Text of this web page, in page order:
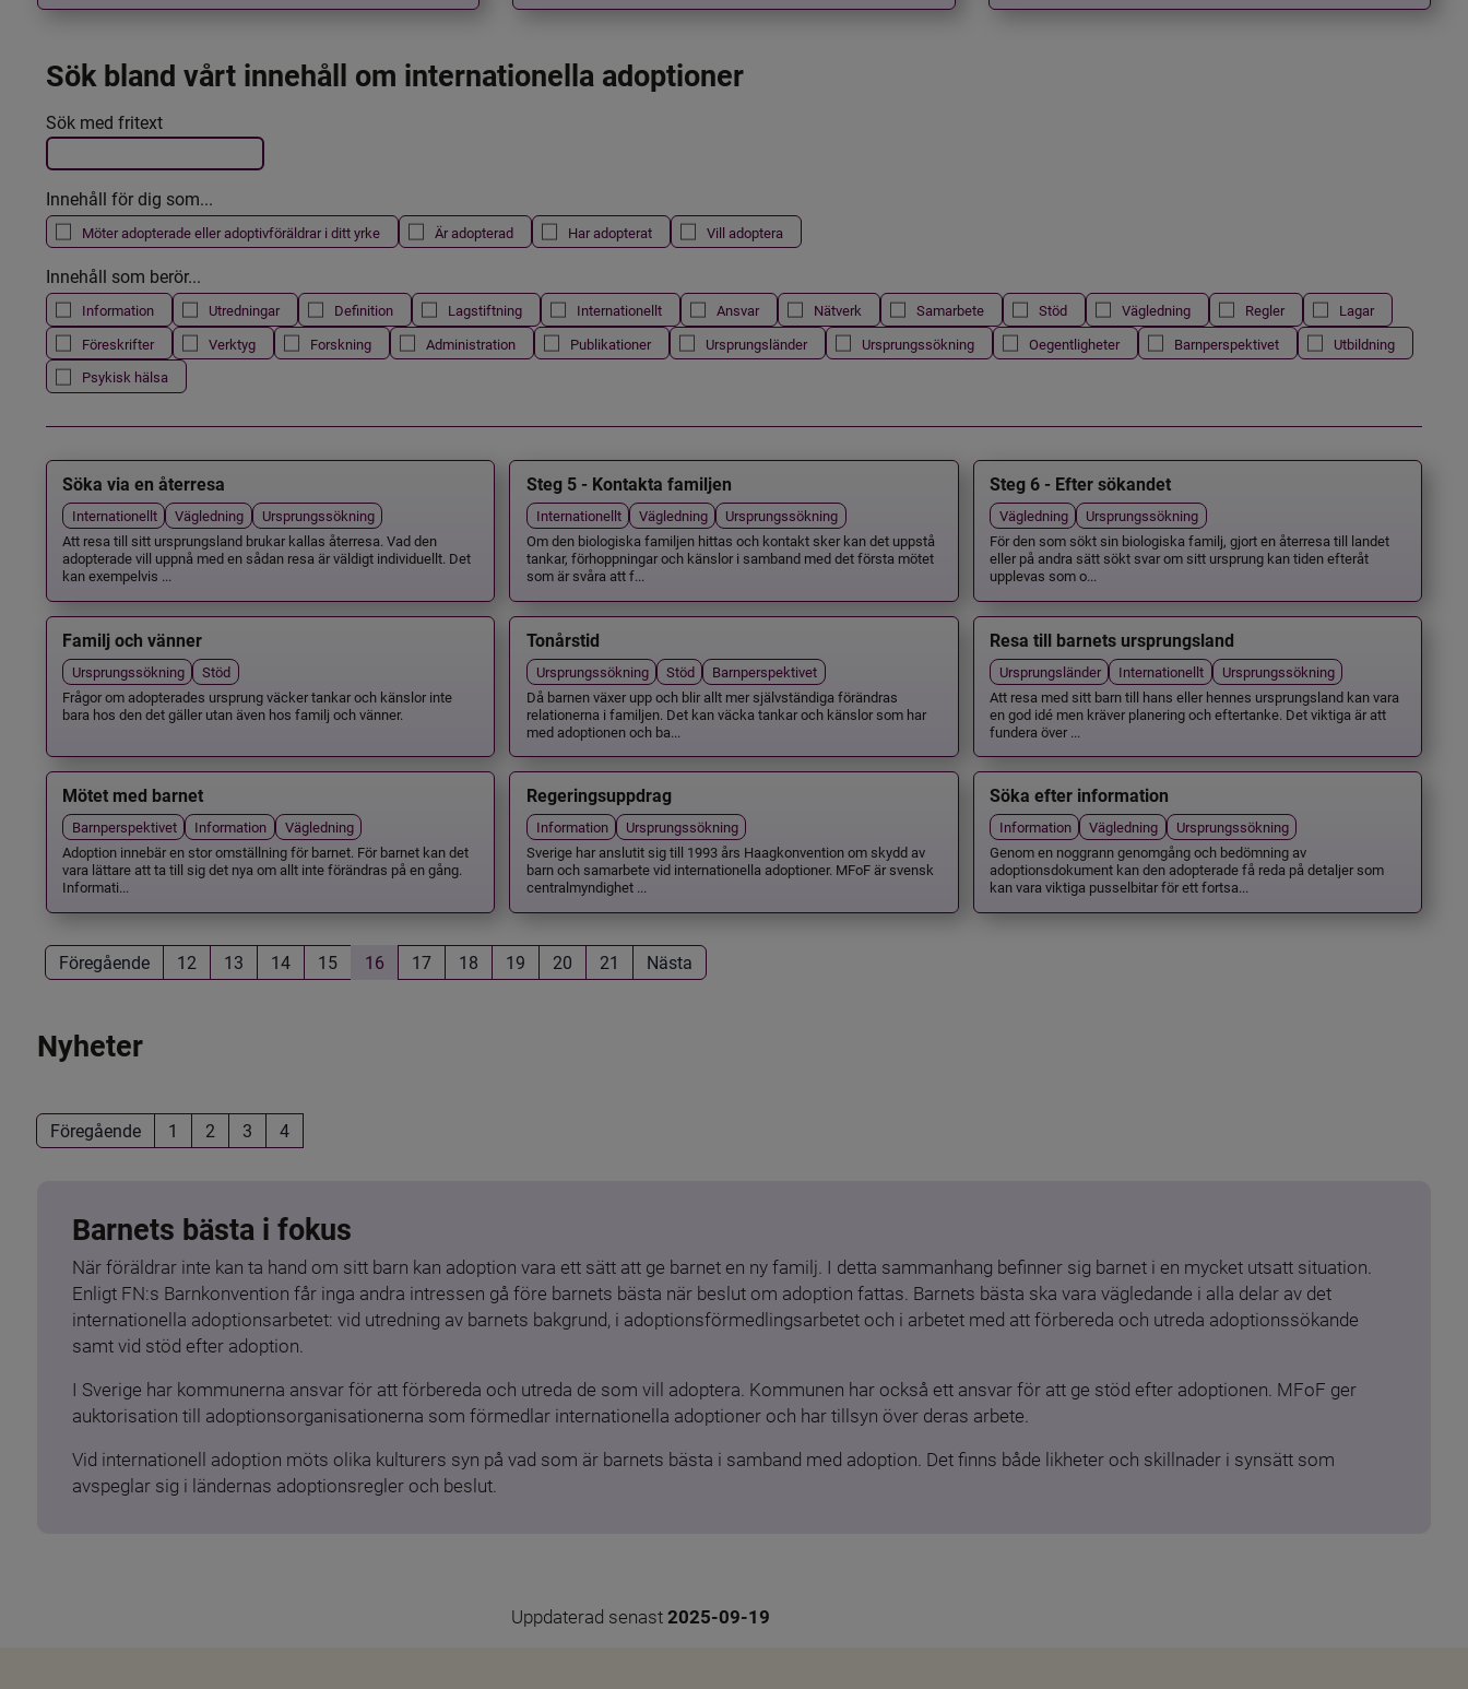
Sök bland vårt innehåll om internationella adoptioner
Filtrera resultatet
Det här formuläret postas automatiskt
Sök med fritext
Innehåll för dig som...
Möter adopterade eller adoptivföräldrar i ditt yrke Är adopterad Har adopterat Vill adoptera
Innehåll som berör...
Information Utredningar Definition Lagstiftning Internationellt Ansvar Nätverk Samarbete Stöd Vägledning Regler
Lagar
Föreskrifter
Verktyg Forskning Administration Publikationer Ursprungsländer Ursprungssökning Oegentligheter Barnperspektivet
Utbildning
Psykisk hälsa
Söka via en återresa
Internationellt Vägledning
Ursprungssökning
Att resa till sitt ursprungsland brukar kallas återresa. Vad den
adopterade vill uppnå med en sådan resa är väldigt individuellt. Det
kan exempelvis ...
Steg 5 - Kontakta familjen
Internationellt Vägledning
Ursprungssökning
Om den biologiska familjen hittas och kontakt sker kan det uppstå
tankar, förhoppningar och känslor i samband med det första mötet
som är svåra att f...
Steg 6 - Efter sökandet
Vägledning
Ursprungssökning
För den som sökt sin biologiska familj, gjort en återresa till landet
eller på andra sätt sökt svar om sitt ursprung kan tiden efteråt
upplevas som o...
Familj och vänner
Ursprungssökning
Stöd
Frågor om adopterades ursprung väcker tankar och känslor inte
bara hos den det gäller utan även hos familj och vänner.
Tonårstid
Ursprungssökning Stöd
Barnperspektivet
Då barnen växer upp och blir allt mer självständiga förändras
relationerna i familjen. Det kan väcka tankar och känslor som har
med adoptionen och ba...
Resa till barnets ursprungsland
Ursprungsländer Internationellt
Ursprungssökning
Att resa med sitt barn till hans eller hennes ursprungsland kan vara
en god idé men kräver planering och eftertanke. Det viktiga är att
fundera över ...
Mötet med barnet
Barnperspektivet Information
Vägledning
Adoption innebär en stor omställning för barnet. För barnet kan det
vara lättare att ta till sig det nya om allt inte förändras på en gång.
Informati...
Regeringsuppdrag
Information
Ursprungssökning
Sverige har anslutit sig till 1993 års Haagkonvention om skydd av
barn och samarbete vid internationella adoptioner. MFoF är svensk
centralmyndighet ...
Söka efter information
Information Vägledning
Ursprungssökning
Genom en noggrann genomgång och bedömning av
adoptionsdokument kan den adopterade få reda på detaljer som
kan vara viktiga pusselbitar för ett fortsa...
Föregående 12 13 14 15 16 17 18 19 20 21 Nästa
Nyheter
Föregående 1 2 3 4
Barnets bästa i fokus
När föräldrar inte kan ta hand om sitt barn kan adoption vara ett sätt att ge barnet en ny familj. I detta sammanhang befinner sig barnet i en mycket utsatt situation.
Enligt FN:s Barnkonvention får inga andra intressen gå före barnets bästa när beslut om adoption fattas. Barnets bästa ska vara vägledande i alla delar av det
internationella adoptionsarbetet: vid utredning av barnets bakgrund, i adoptionsförmedlingsarbetet och i arbetet med att förbereda och utreda adoptionssökande
samt vid stöd efter adoption.
I Sverige har kommunerna ansvar för att förbereda och utreda de som vill adoptera. Kommunen har också ett ansvar för att ge stöd efter adoptionen. MFoF ger
auktorisation till adoptionsorganisationerna som förmedlar internationella adoptioner och har tillsyn över deras arbete.
Vid internationell adoption möts olika kulturers syn på vad som är barnets bästa i samband med adoption. Det finns både likheter och skillnader i synsätt som
avspeglar sig i ländernas adoptionsregler och beslut.
Uppdaterad senast 2025-09-19